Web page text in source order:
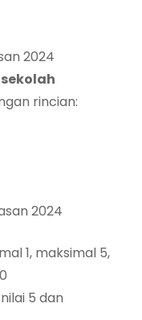
2024
rincian:
2024
1, maksimal 5,
5 dan